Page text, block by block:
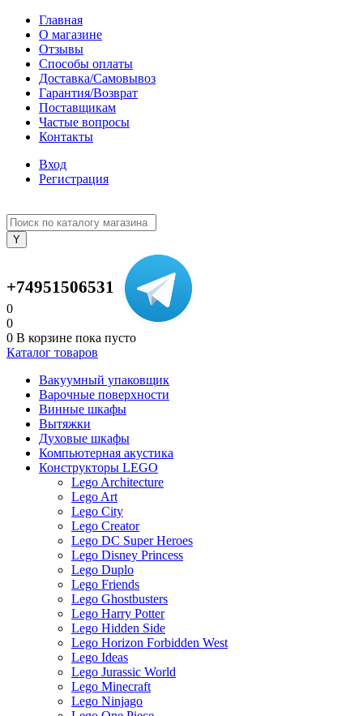
Главная
О магазине
Отзывы
Способы оплаты
Доставка/Самовывоз
Гарантия/Возврат
Поставщикам
Частые вопросы
Контакты
Вход
Регистрация
+74951506531
0
0
0 В корзине пока пусто
Каталог товаров
Вакуумный упаковщик
Варочные поверхности
Винные шкафы
Вытяжки
Духовые шкафы
Компьютерная акустика
Конструкторы LEGO
Lego Architecture
Lego Art
Lego City
Lego Creator
Lego DC Super Heroes
Lego Disney Princess
Lego Duplo
Lego Friends
Lego Ghostbusters
Lego Harry Potter
Lego Hidden Side
Lego Horizon Forbidden West
Lego Ideas
Lego Jurassic World
Lego Minecraft
Lego Ninjago